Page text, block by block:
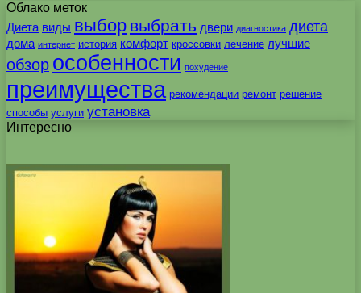
Облако меток
Диета виды выбор выбрать двери диагностика диета
дома интернет история комфорт кроссовки лечение лучшие
обзор особенности похудение
преимущества рекомендации ремонт решение
способы услуги установка
Интересно